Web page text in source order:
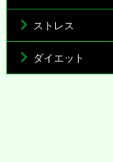
ストレス
ダイエット